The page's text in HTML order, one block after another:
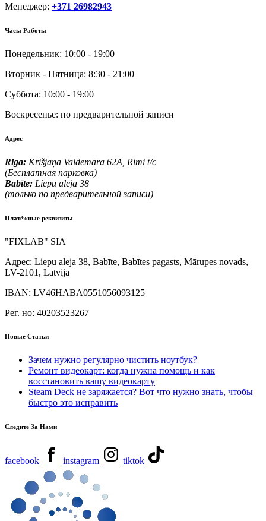
Менеджер: +371 26982943
Часы Работы
Понедельник: 10:00 - 19:00
Вторник - Пятница: 8:30 - 21:00
Суббота: 10:00 - 19:00
Воскресенье: по предварительной записи
Адрес
Riga: Krišjāņa Valdemāra 62A, Rimi t/c
(Бесплатная парковка)
Babīte: Liepu aleja 38
(только по предварительной записи)
Платёжные реквизиты
"FIXLAB" SIA
Адрес: Liepu aleja 38, Babīte, Babītes pagasts, Mārupes novads,
LV-2101, Latvija
IBAN: LV46HABA0551056093125
Рег. но: 40203523267
Новые Статьи
Зачем нужно регулярно чистить ноутбук?
Ремонт видеокарт: когда нужна помощь и как
восстановить вашу видеокарту
Steam Deck не заряжается? Вот что нужно знать, чтобы
быстро это исправить
Следите За Нами
facebook instagram tiktok